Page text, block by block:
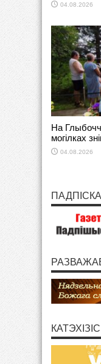
04.08.2026
На
могілках
04.08.2026